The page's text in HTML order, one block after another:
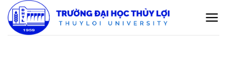
qua
nội